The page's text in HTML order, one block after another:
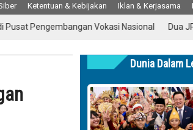
Ketentuan & Kebijakan Iklan & Kerjasama
Vokasi Nasional Dua JPO di
Dunia Dalam